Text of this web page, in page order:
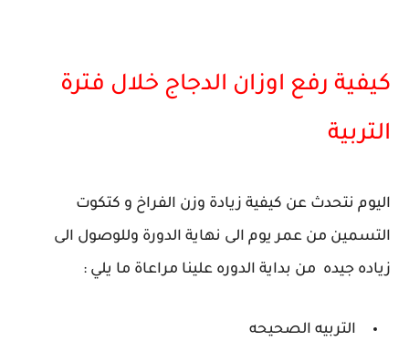
كيفية رفع اوزان الدجاج خلال فترة
التربية
اليوم نتحدث عن كيفية زيادة وزن الفراخ و كتكوت
التسمين من عمر يوم الى نهاية الدورة وللوصول الى
زياده جيده من بداية الدوره علينا مراعاة ما يلي :
التربيه الصحيحه